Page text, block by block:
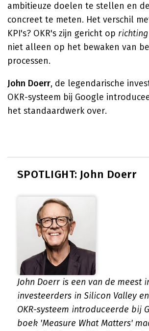
ambitieuze doelen te stellen en
concreet te meten. Het verschil
KPI's? OKR's zijn gericht op
niet alleen op het bewaken van
processen.
John Doerr, de legendarische
OKR-systeem bij Google
het standaardwerk over.
SPOTLIGHT: John Doerr
John Doerr is een van de meest
investeerders in Silicon Valley
OKR-systeem introduceerde bij
boek 'Measure What Matters'